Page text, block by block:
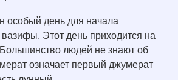
особый день для начала
вазифы. Этот день приходится на
людей не знают об
означает первый джумерат